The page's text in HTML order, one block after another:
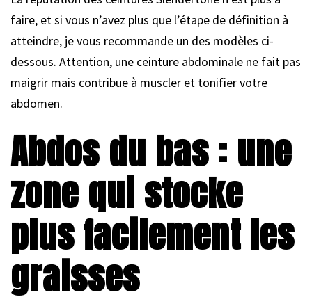
faire, et si vous n’avez plus que l’étape de définition à
atteindre, je vous recommande un des modèles ci-
dessous. Attention, une ceinture abdominale ne fait pas
maigrir mais contribue à muscler et tonifier votre
abdomen.
Abdos du bas : une
zone qui stocke
plus facilement les
graisses